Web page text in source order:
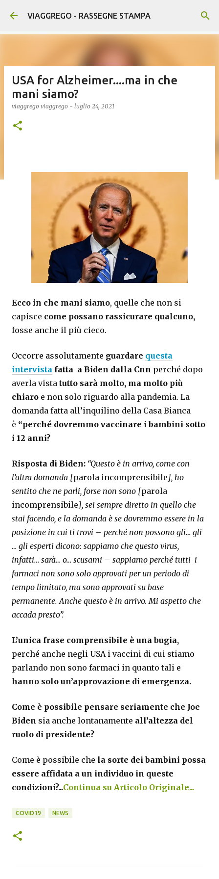
Passa ai contenuti principali
VIAGGREGO - RASSEGNE STAMPA
USA for Alzheimer....ma in che
mani siamo?
viaggrego viaggrego - luglio 24, 2021
Ecco in che mani siamo, quelle che non si
capisce come possano rassicurare qualcuno,
fosse anche il più cieco.
Occorre assolutamente guardare questa
intervista fatta a Biden dalla Cnn perché dopo
averla vista tutto sarà molto, ma molto più
chiaro e non solo riguardo alla pandemia. La
domanda fatta all’inquilino della Casa Bianca
è “perché dovremmo vaccinare i bambini sotto
i 12 anni?
Risposta di Biden: “Questo è in arrivo, come con
l’altra domanda [parola incomprensibile], ho
sentito che ne parli, forse non sono [parola
incomprensibile], sei sempre diretto in quello che
stai facendo, e la domanda è se dovremmo essere in la
posizione in cui ti trovi – perché non possono gli… gli
… gli esperti dicono: sappiamo che questo virus,
infatti… sarà… o… scusami – sappiamo perché tutti i
farmaci non sono solo approvati per un periodo di
tempo limitato, ma sono approvati su base
permanente. Anche questo è in arrivo.Mi aspetto che
accada presto”.
L’unica frase comprensibile è una bugia,
perché anche negli USA i vaccini di cui stiamo
parlando non sono farmaci in quanto tali e
hanno solo un’approvazione di emergenza.
Come è possibile pensare seriamente che Joe
Biden sia anche lontanamente all’altezza del
ruolo di presidente?
Come è possibile che la sorte dei bambini possa
essere affidata a un individuo in queste
condizioni?...Continua su Articolo Originale...
COVID19 NEWS